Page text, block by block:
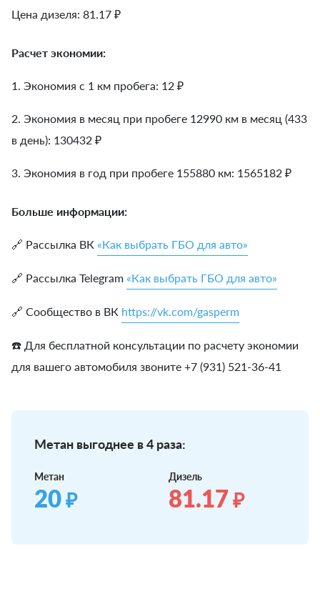
Цена дизеля: 81.17 ₽
Расчет экономии:
1. Экономия с 1 км пробега: 12 ₽
2. Экономия в месяц при пробеге 12990 км в месяц (433
в день): 130432 ₽
3. Экономия в год при пробеге 155880 км: 1565182 ₽
Больше информации:
🔗 Рассылка ВК «Как выбрать ГБО для авто»
🔗 Рассылка Telegram «Как выбрать ГБО для авто»
🔗 Сообщество в ВК https://vk.com/gasperm
☎️ Для бесплатной консультации по расчету экономии
для вашего автомобиля звоните +7 (931) 521-36-41
Метан выгоднее в 4 раза:
Метан
20₽
Дизель
81.17₽